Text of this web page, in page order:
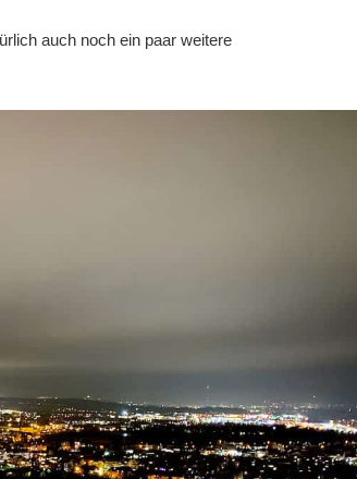
auch noch ein paar weitere